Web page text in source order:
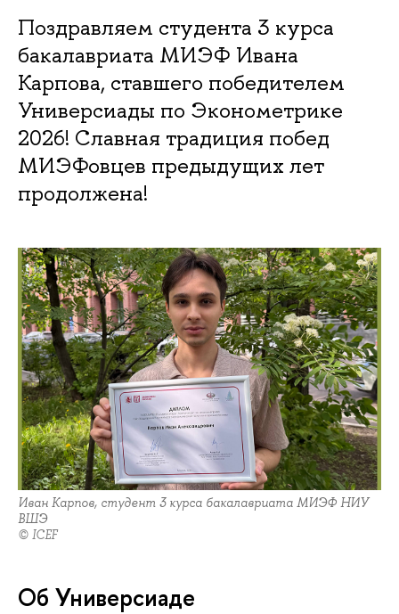
Поздравляем студента 3 курса
бакалавриата МИЭФ Ивана
Карпова, ставшего победителем
Универсиады по Эконометрике
2026! Славная традиция побед
МИЭФовцев предыдущих лет
продолжена!
Иван Карпов, студент 3 курса бакалавриата МИЭФ НИУ
ВШЭ
© ICEF
Об Универсиаде